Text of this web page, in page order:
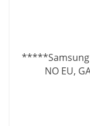
*****Samsung
NO EU,